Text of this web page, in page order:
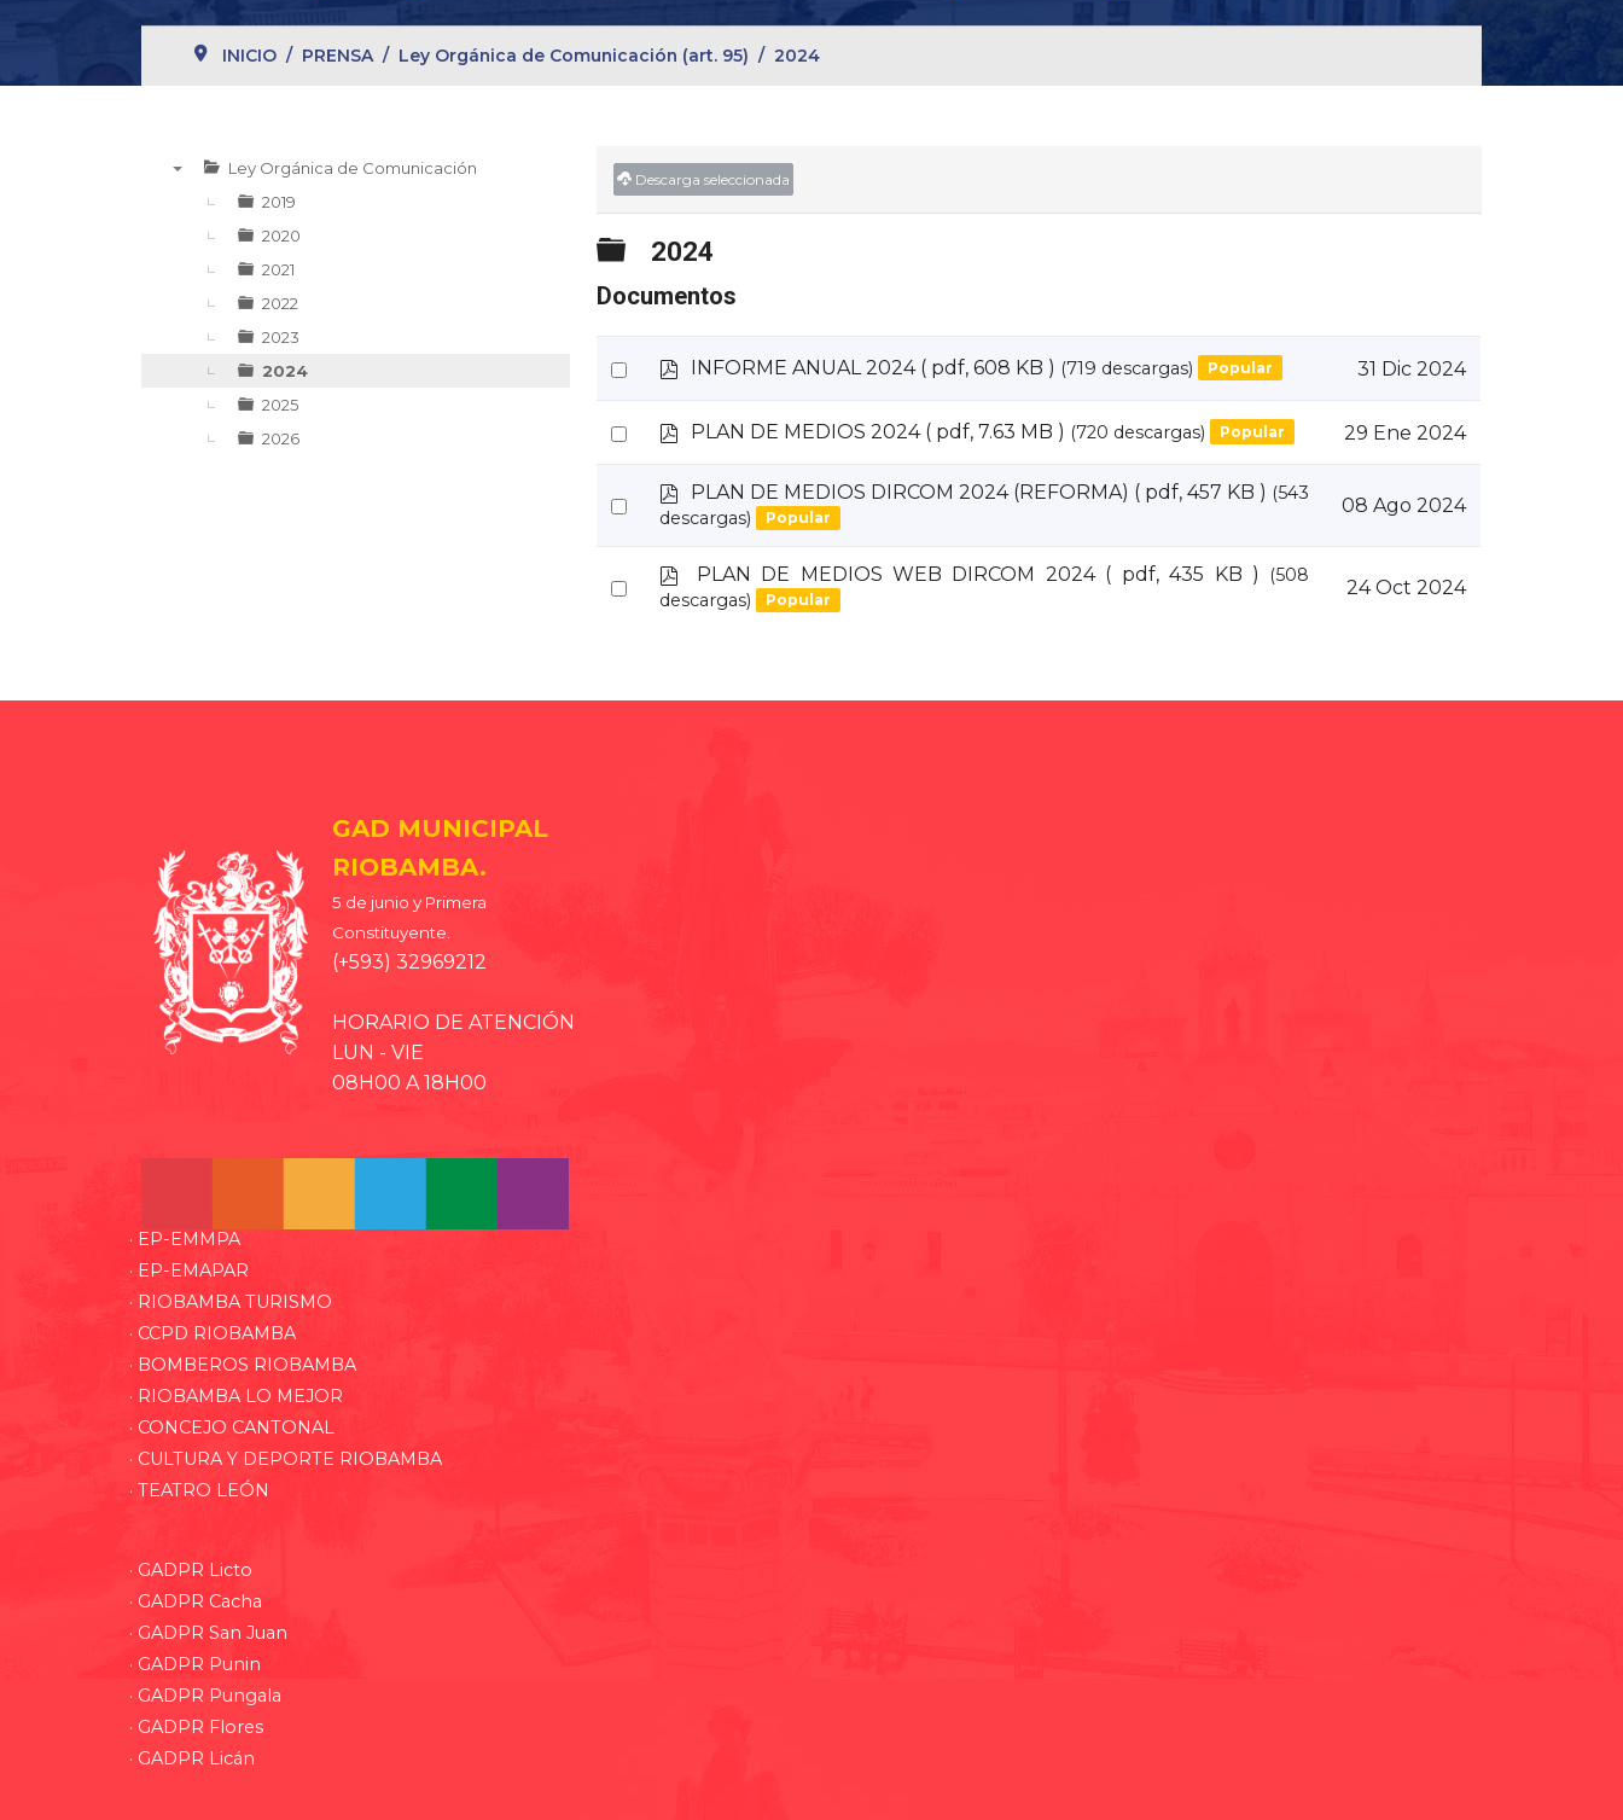
INICIO PRENSA Ley Orgánica de Comunicación (art. 95) 2024
Ley Orgánica de Comunicación
2019
2020
2021
2022
2023
2024
2025
2026
Descarga seleccionada
Carpeta
2024
Documentos
Select
an
item
pINFORME ANUAL 2024 ( pdf, 608 KB ) (719 descargas) Popular 31 Dic 2024
Select
an
item
pPLAN DE MEDIOS 2024 ( pdf, 7.63 MB ) (720 descargas) Popular 29 Ene 2024
Select
p
d
PLAN DE MEDIOS DIRCOM 2024 (REFORMA) ( pdf, 457 KB ) (543
descargas)
Popular
08 Ago 2024
Select
p
d
PLAN DE MEDIOS WEB DIRCOM 2024 ( pdf, 435 KB )
(508
descargas)
Popular
24 Oct 2024
GAD MUNICIPAL
RIOBAMBA.
5 de junio y Primera
Constituyente.
(+593) 32969212
HORARIO DE ATENCIÓN
LUN - VIE
08H00 A 18H00
· EP-EMMPA
· EP-EMAPAR
· RIOBAMBA TURISMO
· CCPD RIOBAMBA
· BOMBEROS RIOBAMBA
· RIOBAMBA LO MEJOR
· CONCEJO CANTONAL
· CULTURA Y DEPORTE RIOBAMBA
· TEATRO LEÓN
· GADPR Licto
· GADPR Cacha
· GADPR San Juan
· GADPR Punin
· GADPR Pungala
· GADPR Flores
· GADPR Licán